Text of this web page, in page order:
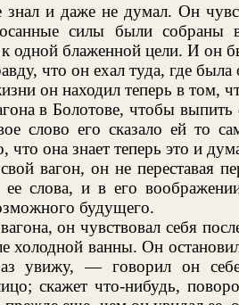
знал и даже не думал. Он
силы были
одной блаженной цели. И он
что он ехал туда, где была
он находил теперь в том,
в Болотове, чтобы выпить
слово его сказало ей то
она знает теперь это и
вагон, он не переставая
слова, и в его
будущего.
он чувствовал себя
ванны. Он
увижу, — говорил он
скажет что-нибудь,